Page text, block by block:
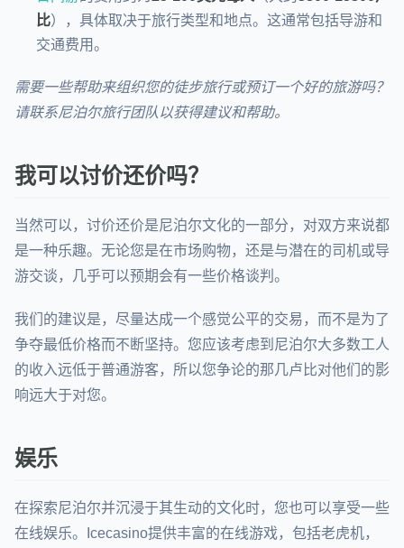
比），具体取决于旅行类型和地点。这通常包括导游和
交通费用。
需要一些帮助来组织您的徒步旅行或预订一个好的旅游吗？
请联系尼泊尔旅行团队以获得建议和帮助。
我可以讨价还价吗？
当然可以，讨价还价是尼泊尔文化的一部分，对双方来说都
是一种乐趣。无论您是在市场购物，还是与潜在的司机或导
游交谈，几乎可以预期会有一些价格谈判。
我们的建议是，尽量达成一个感觉公平的交易，而不是为了
争夺最低价格而不断坚持。您应该考虑到尼泊尔大多数工人
的收入远低于普通游客，所以您争论的那几卢比对他们的影
响远大于对您。
娱乐
在探索尼泊尔并沉浸于其生动的文化时，您也可以享受一些
在线娱乐。Icecasino提供丰富的在线游戏，包括老虎机，